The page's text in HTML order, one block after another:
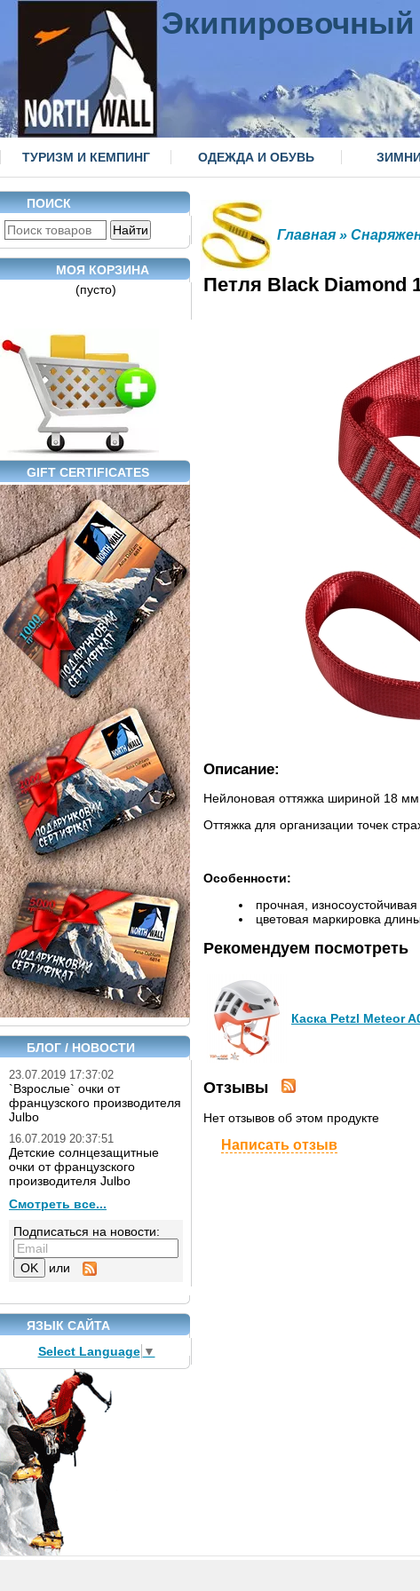
Экипировочный
ТУРИЗМ И КЕМПИНГ ОДЕЖДА И ОБУВЬ
ПОИСК
МОЯ КОРЗИНА
(пусто)
GIFT CERTIFICATES
БЛОГ / НОВОСТИ
23.07.2019 17:37:02
`Взрослые` очки от
французского производителя
Julbo
16.07.2019 20:37:51
Детские солнцезащитные
очки от французского
производителя Julbo
Смотреть все...
Подписаться на новости:
или
ЯЗЫК САЙТА
Select Language ▼
Главная »
Петля Black Diamond
Описание:
Нейлоновая оттяжка шириной 18
Оттяжка для организации точек
Особенности:
прочная, износоустойчивая
цветовая маркировка
Рекомендуем посмотреть
Каска Petzl Meteor
Отзывы
Нет отзывов об этом продукте
Написать отзыв